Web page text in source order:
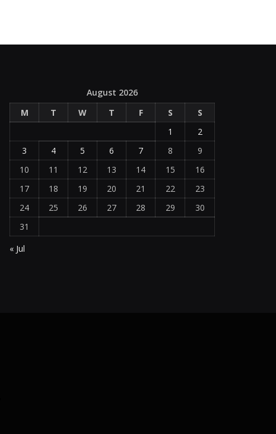
August 2026
M
T W T F S
S
1
2
3
4 5 6 7 8
9
10
11 12 13 14 15
16
17
18 19 20 21 22
23
24
25 26 27 28 29
30
31
« Jul